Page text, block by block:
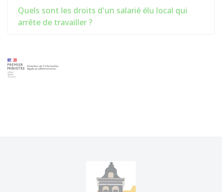
Quels sont les droits d'un salarié élu local qui
arrête de travailler ?